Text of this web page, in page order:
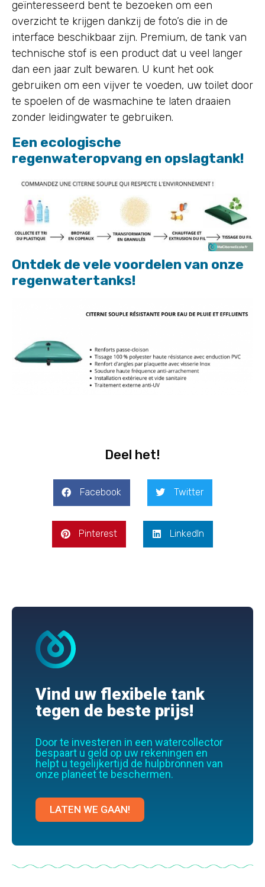
geïnteresseerd bent te bezoeken om een
overzicht te krijgen dankzij de foto’s die in de
interface beschikbaar zijn. Premium, de tank van
technische stof is een product dat u veel langer
dan een jaar zult bewaren. U kunt het ook
gebruiken om een vijver te voeden, uw toilet door
te spoelen of de wasmachine te laten draaien
zonder leidingwater te gebruiken.
Een ecologische
regenwateropvang en opslagtank!
Ontdek de vele voordelen van onze
regenwatertanks!
Deel het!
Facebook Twitter
Pinterest LinkedIn
Vind uw flexibele tank
tegen de beste prijs!
Door te investeren in een watercollector
bespaart u geld op uw rekeningen en
helpt u tegelijkertijd de hulpbronnen van
onze planeet te beschermen.
LATEN WE GAAN!